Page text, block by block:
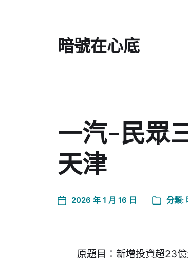
暗號在心底
一汽-民眾
天津
2026 年 1 月 16 日 分類:
原題目：新增投資超23億